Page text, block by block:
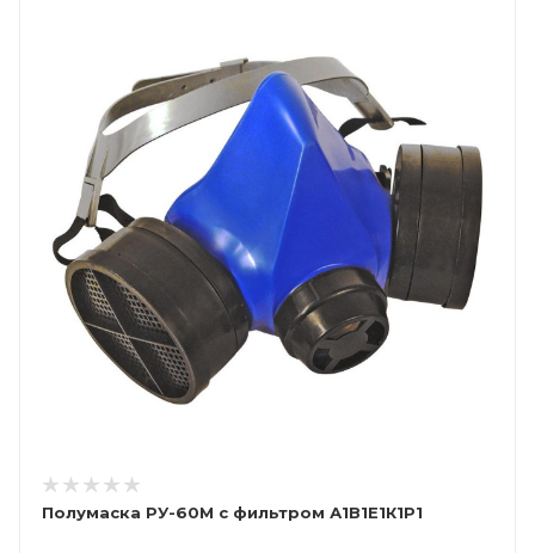
Полумаска РУ-60М с фильтром А1В1Е1К1P1